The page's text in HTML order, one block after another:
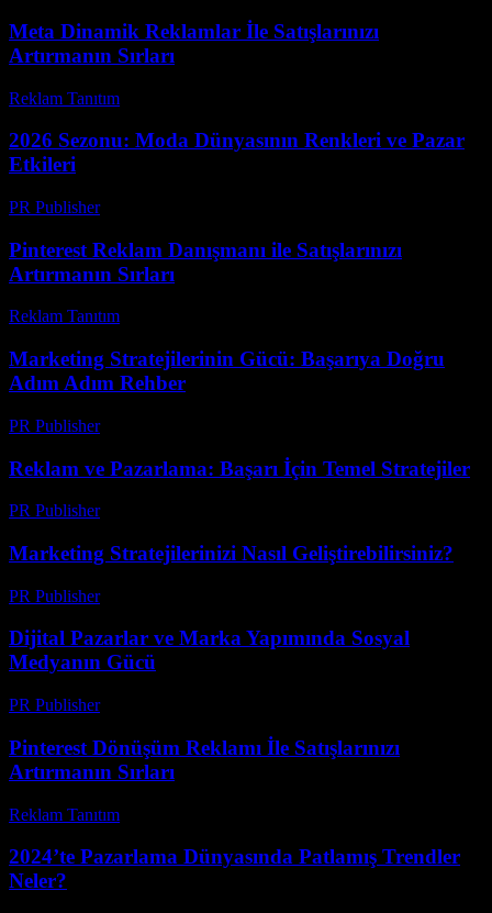
Meta Dinamik Reklamlar İle Satışlarınızı
Artırmanın Sırları
Reklam Tanıtım
2026 Sezonu: Moda Dünyasının Renkleri ve Pazar
Etkileri
PR Publisher-
Pinterest Reklam Danışmanı ile Satışlarınızı
Artırmanın Sırları
Reklam Tanıtım
Marketing Stratejilerinin Gücü: Başarıya Doğru
Adım Adım Rehber
PR Publisher-
Reklam ve Pazarlama: Başarı İçin Temel Stratejiler
PR Publisher-
Marketing Stratejilerinizi Nasıl Geliştirebilirsiniz?
PR Publisher-
Dijital Pazarlar ve Marka Yapımında Sosyal
Medyanın Gücü
PR Publisher-
Pinterest Dönüşüm Reklamı İle Satışlarınızı
Artırmanın Sırları
Reklam Tanıtım
2024’te Pazarlama Dünyasında Patlamış Trendler
Neler?